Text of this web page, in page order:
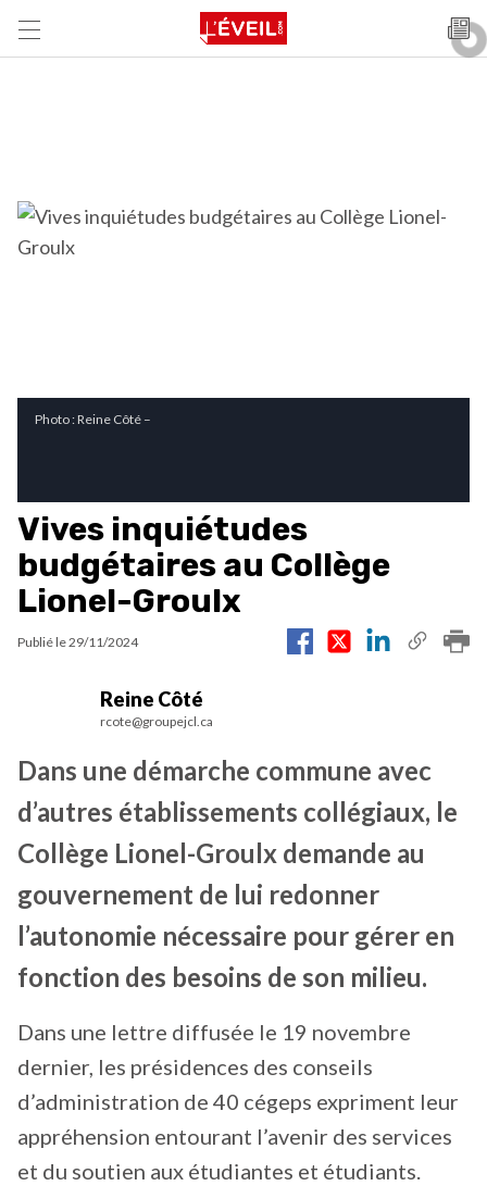
Photo : Reine Côté –
Vives inquiétudes
budgétaires au Collège
Lionel-Groulx
Publié le29/11/2024
Reine Côté
rcote@groupejcl.ca
Dans une démarche commune avec
d’autres établissements collégiaux, le
Collège Lionel-Groulx demande au
gouvernement de lui redonner
l’autonomie nécessaire pour gérer en
fonction des besoins de son milieu.
Dans une lettre diffusée le 19 novembre
dernier, les présidences des conseils
d’administration de 40 cégeps expriment leur
appréhension entourant l’avenir des services
et du soutien aux étudiantes et étudiants.